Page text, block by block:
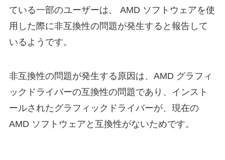
ている一部のユーザーは、 AMD ソフトウェアを使
用した際に非互換性の問題が発生すると報告して
いるようです。
非互換性の問題が発生する原因は、AMD グラフィ
ックドライバーの互換性の問題であり、インスト
ールされたグラフィックドライバーが、現在の
AMD ソフトウェアと互換性がないためです。